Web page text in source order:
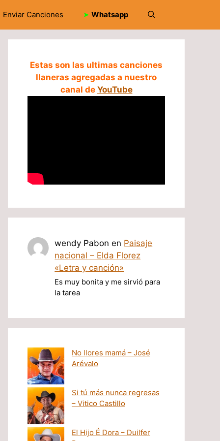
Enviar Canciones ➤ Whatsapp
Estas son las ultimas canciones
llaneras agregadas a nuestro
canal de YouTube
wendy Pabon en Paisaje
nacional – Elda Florez
«Letra y canción»
Es muy bonita y me sirvió para
la tarea
No llores mamá – José
Arévalo
Si tú más nunca regresas
– Vitico Castillo
El Hijo É Dora – Duilfer